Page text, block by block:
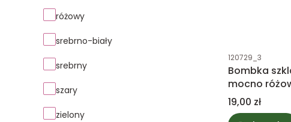
różowy
srebrno-biały
srebrny
szary
zielony
Kod produktu
120729_3
Bombka
mocno
Cena
19,00 zł